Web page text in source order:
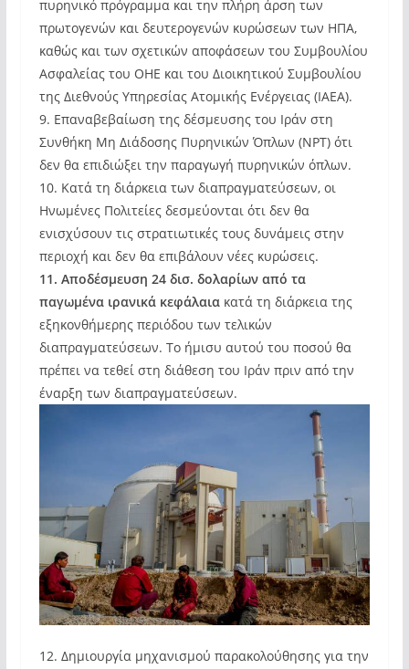
πυρηνικό πρόγραμμα και την πλήρη άρση των
πρωτογενών και δευτερογενών κυρώσεων των ΗΠΑ,
καθώς και των σχετικών αποφάσεων του Συμβουλίου
Ασφαλείας του ΟΗΕ και του Διοικητικού Συμβουλίου
της Διεθνούς Υπηρεσίας Ατομικής Ενέργειας (IAEA).
9. Επαναβεβαίωση της δέσμευσης του Ιράν στη
Συνθήκη Μη Διάδοσης Πυρηνικών Όπλων (NPT) ότι
δεν θα επιδιώξει την παραγωγή πυρηνικών όπλων.
10. Κατά τη διάρκεια των διαπραγματεύσεων, οι
Ηνωμένες Πολιτείες δεσμεύονται ότι δεν θα
ενισχύσουν τις στρατιωτικές τους δυνάμεις στην
περιοχή και δεν θα επιβάλουν νέες κυρώσεις.
11. Αποδέσμευση 24 δισ. δολαρίων από τα
παγωμένα ιρανικά κεφάλαιακατά τη διάρκεια της
εξηκονθήμερης περιόδου των τελικών
διαπραγματεύσεων. Το ήμισυ αυτού του ποσού θα
πρέπει να τεθεί στη διάθεση του Ιράν πριν από την
έναρξη των διαπραγματεύσεων.
12. Δημιουργία μηχανισμού παρακολούθησης για την